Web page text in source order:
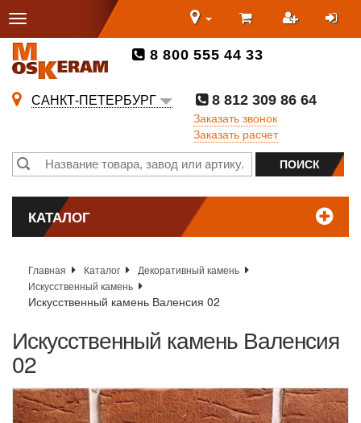
8 800 555 44 33
САНКТ-ПЕТЕРБУРГ
8 812 309 86 64
Заказать звонок
Заказать расчет
КАТАЛОГ
Главная Каталог
Декоративный камень
Искусственный камень
Искусственный камень Валенсия 02
Искусственный камень Валенсия
02